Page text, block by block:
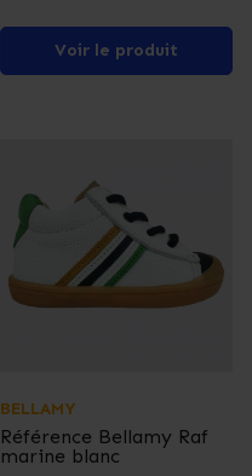
Voir le produit
BELLAMY
Référence Bellamy Raf
marine blanc